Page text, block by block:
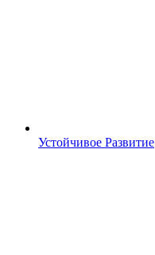
Устойчивое Развитие